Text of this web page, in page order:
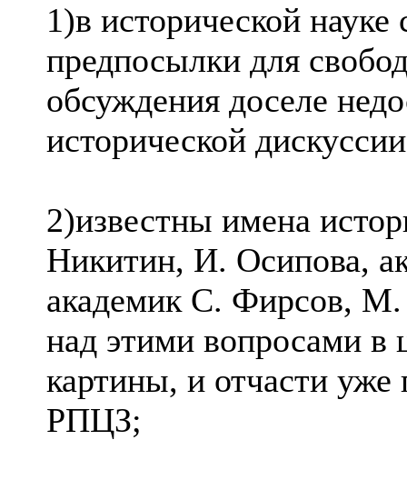
1)в исторической
предпосылки для
обсуждения доселе
исторической
2)известны имена
Никитин, И. Осипова,
академик С. Фирсов,
над этими вопросами в
картины, и отчасти уже
РПЦЗ;